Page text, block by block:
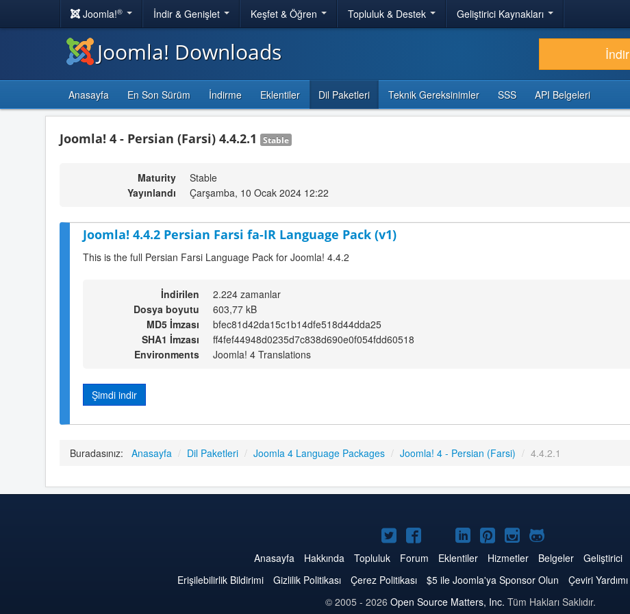
Joomla!® İndir & Genişlet Keşfet & Öğren Topluluk & Destek Geliştirici Kaynakları
Joomla! Downloads İndir
Anasayfa En Son Sürüm İndirme Eklentiler Dil Paketleri Teknik Gereksinimler SSS API Belgeleri
Joomla! 4 - Persian (Farsi) 4.4.2.1 Stable
Maturity
Stable
Yayınlandı
Çarşamba, 10 Ocak 2024 12:22
Joomla! 4.4.2 Persian Farsi fa-IR Language Pack (v1)
This is the full Persian Farsi Language Pack for Joomla! 4.4.2
İndirilen
2.224 zamanlar
Dosya boyutu
603,77 kB
MD5 İmzası
bfec81d42da15c1b14dfe518d44dda25
SHA1 İmzası
ff4fef44948d0235d7c838d690e0f054fdd60518
Environments
Joomla! 4 Translations
Şimdi indir
Buradasınız: Anasayfa / Dil Paketleri / Joomla 4 Language Packages / Joomla! 4 - Persian (Farsi) / 4.4.2.1
Twitter'da
Joomla
Facebook'da
Joomla
YouTube'da
Joomla
LinkedIn'de
Joomla
Pinterest'de
Joomla
Instagram'da
Joomla
GitHub'da
Joomla
Anasayfa Hakkında Topluluk Forum Eklentiler Hizmetler Belgeler Geliştirici
Erişilebilirlik Bildirimi
Gizlilik Politikası Çerez Politikası $5 ile Joomla'ya Sponsor Olun Çeviri Yardımı
© 2005 - 2026 Open Source Matters, Inc. Tüm Hakları Saklıdır.